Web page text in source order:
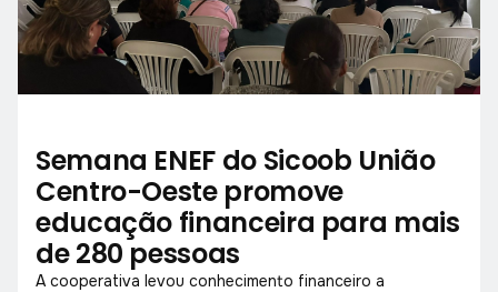
Semana ENEF do Sicoob União
Centro-Oeste promove
educação financeira para mais
de 280 pessoas
A cooperativa levou conhecimento financeiro a